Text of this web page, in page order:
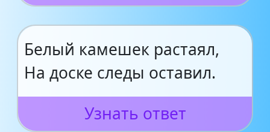
Белый камешек растаял,
На доске следы оставил.
Узнать ответ